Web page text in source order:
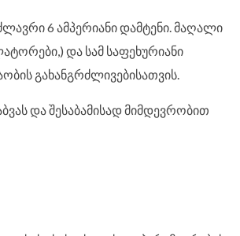
6 ამპერიანი დამტენი. მაღალი
და სამ საფეხურიანი
გახანგრძლივებისათვის.
და შესაბამისად მიმდევრობით